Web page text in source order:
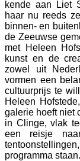
kende aan Liet
haar nu reeds
binnen- en
de Zeeuwse
met Heleen
kunst en de
zowel uit
vormen een
cultuurprijs te
Heleen
galerie hoeft niet
in Clinge, vlak
een reisje
programma staan.